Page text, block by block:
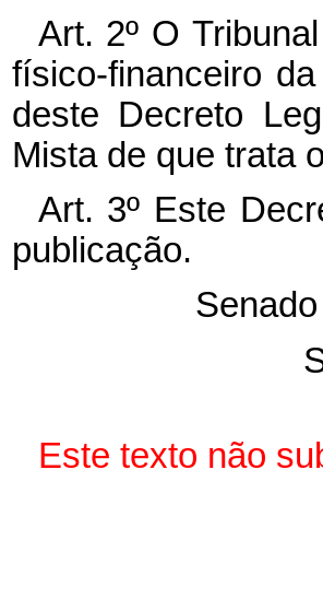
Art. 2º O
físico-financeiro
deste Decreto
Mista de que trata
Art. 3º Este
publicação.
Este texto não